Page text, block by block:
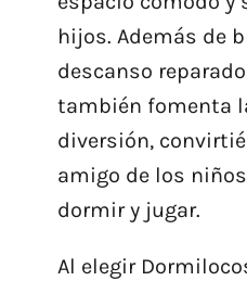
hijos. Además de
descanso
también fomenta
diversión,
amigo de los
dormir y jugar.
Al elegir